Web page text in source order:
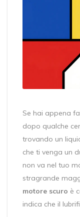
Se hai appena
dopo qualche
trovando un
che ti venga un
non va nel tuo
stragrande
motore scuro è
indica che il